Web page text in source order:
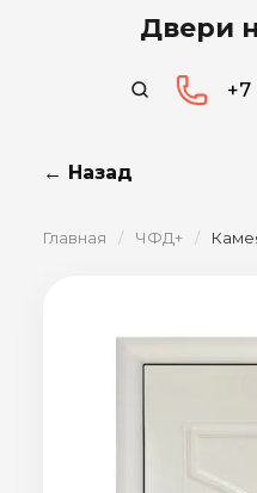
Двери
+7
← Назад
Главная / ЧФД+ /